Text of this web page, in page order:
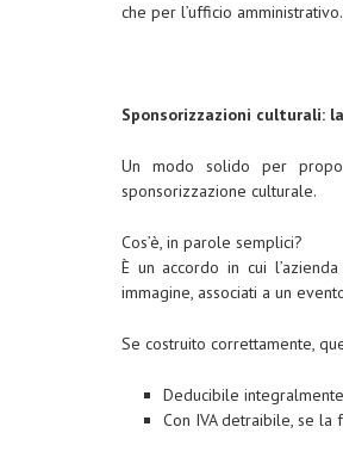
che per l’ufficio amministrativo.
Sponsorizzazioni culturali:
Un modo solido per
sponsorizzazione culturale.
Cos’è, in parole semplici?
È un accordo in cui
immagine, associati a un
Se costruito correttamente,
Deducibile
Con IVA detraibile, se la